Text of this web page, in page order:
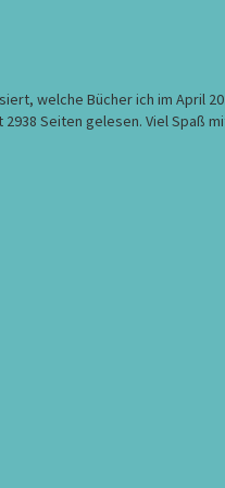
welche Bücher ich im April
Seiten gelesen. Viel Spaß